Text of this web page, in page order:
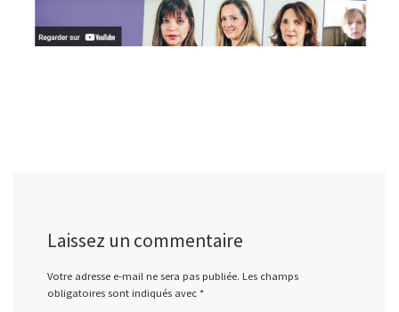
Laissez un commentaire
Votre adresse e-mail ne sera pas publiée. Les champs
obligatoires sont indiqués avec *